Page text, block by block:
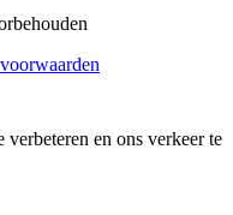
en ons verkeer te